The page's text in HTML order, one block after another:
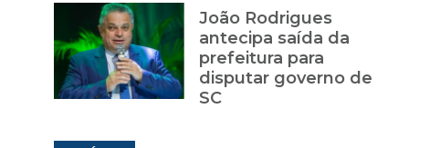
João Rodrigues
antecipa saída da
prefeitura para
disputar governo de
SC